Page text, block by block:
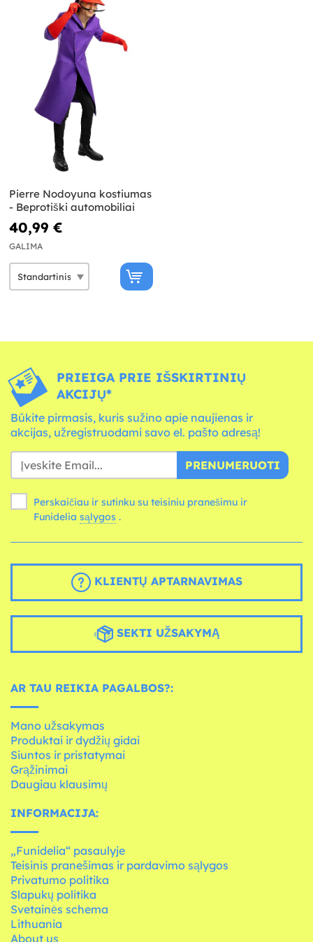
Pierre Nodoyuna kostiumas
- Beprotiški automobiliai
40,99 €
GALIMA
PRIEIGA PRIE IŠSKIRTINIŲ
AKCIJŲ*
Būkite pirmasis, kuris sužino apie naujienas ir
akcijas, užregistruodami savo el. pašto adresą!
PRENUMERUOTI
Perskaičiau ir sutinku su teisiniu pranešimu ir
Funidelia sąlygos .
KLIENTŲ APTARNAVIMAS
SEKTI UŽSAKYMĄ
AR TAU REIKIA PAGALBOS?:
Mano užsakymas
Produktai ir dydžių gidai
Siuntos ir pristatymai
Grąžinimai
Daugiau klausimų
INFORMACIJA:
„Funidelia“ pasaulyje
Teisinis pranešimas ir pardavimo sąlygos
Privatumo politika
Slapukų politika
Svetainės schema
Lithuania
About us